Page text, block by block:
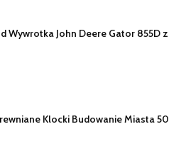
Wywrotka John Deere Gator 855D z
Klocki Budowanie Miasta 50